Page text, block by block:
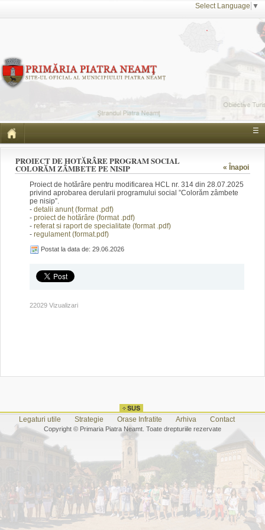
Select Language ▼
☰
« Înapoi
PROIECT DE HOTĂRÂRE PROGRAM SOCIAL
COLORĂM ZÂMBETE PE NISIP
Proiect de hotărâre pentru modificarea HCL nr. 314 din 28.07.2025
privind aprobarea derularii programului social ”Colorăm zâmbete
pe nisip”.
- detalii anunț (format .pdf)
- proiect de hotărâre (format .pdf)
- referat si raport de specialitate (format .pdf)
- regulament (format.pdf)
Postat la data de: 29.06.2026
22029 Vizualizari
Legaturi utile Strategie Orase Infratite Arhiva Contact
Copyright © Primaria Piatra Neamt. Toate drepturiile rezervate